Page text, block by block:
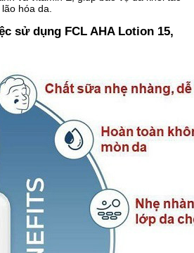
hóa da.
sử dụng FCL AHA Lotion 15,